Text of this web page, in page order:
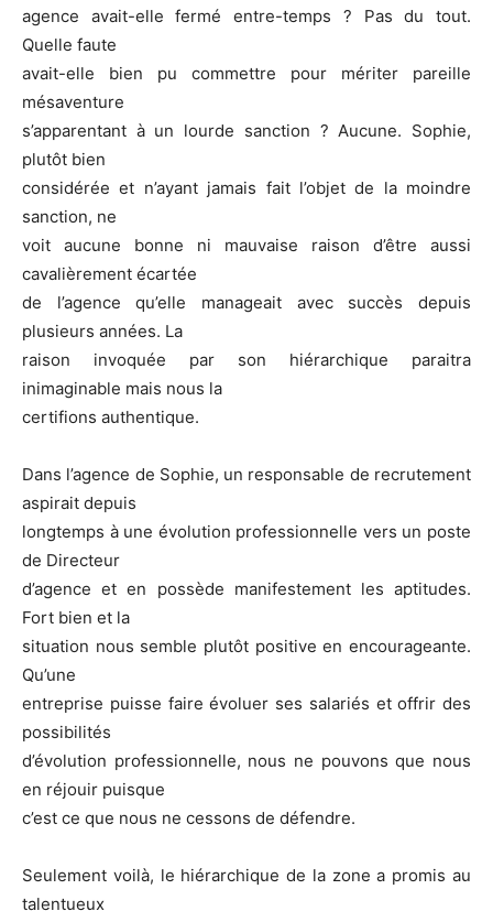
agence avait-elle fermé entre-temps ? Pas du tout.
Quelle faute
avait-elle bien pu commettre pour mériter pareille
mésaventure
s’apparentant à un lourde sanction ? Aucune. Sophie,
plutôt bien
considérée et n’ayant jamais fait l’objet de la moindre
sanction, ne
voit aucune bonne ni mauvaise raison d’être aussi
cavalièrement écartée
de l’agence qu’elle manageait avec succès depuis
plusieurs années. La
raison invoquée par son hiérarchique paraitra
inimaginable mais nous la
certifions authentique.
Dans l’agence de Sophie, un responsable de recrutement
aspirait depuis
longtemps à une évolution professionnelle vers un poste
de Directeur
d’agence et en possède manifestement les aptitudes.
Fort bien et la
situation nous semble plutôt positive en encourageante.
Qu’une
entreprise puisse faire évoluer ses salariés et offrir des
possibilités
d’évolution professionnelle, nous ne pouvons que nous
en réjouir puisque
c’est ce que nous ne cessons de défendre.
Seulement voilà, le hiérarchique de la zone a promis au
talentueux